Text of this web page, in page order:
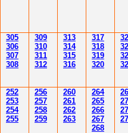
305
306
307
308
309
310
311
312
313
314
315
316
317
318
319
320
3
3
3
3
252
253
254
255
256
257
258
259
260
261
262
263
264
265
266
267
268
26
2
2
2